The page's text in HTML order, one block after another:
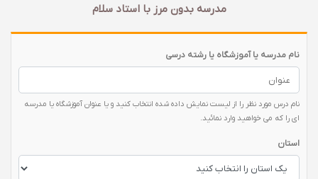
مدرسه بدون مرز با استاد سلام
نام مدرسه یا آموزشگاه یا رشته درسی
نام درس مورد نظر را از لیست نمایش داده شده انتخاب کنید و یا عنوان آموزشگاه یا مدرسه
ای را که می خواهید وارد نمائید.
استان